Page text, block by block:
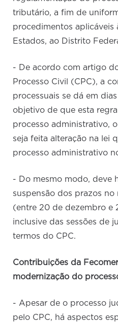
tributário, a fim de
procedimentos aplicáveis
Estados, ao Distrito
- De acordo com artigo
Processo Civil (CPC), a
processuais se dá em
objetivo de que esta
processo administrativo,
seja feita alteração na lei
processo administrativo
- Do mesmo modo, deve
suspensão dos prazos no
(entre 20 de dezembro e
inclusive das sessões de
termos do CPC.
Contribuições da
modernização do
- Apesar de o processo
pelo CPC, há aspectos